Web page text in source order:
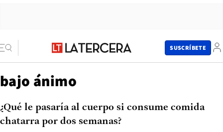
SUSCRÍBETE
bajo ánimo
¿Qué le pasaría al cuerpo si consume comida
chatarra por dos semanas?